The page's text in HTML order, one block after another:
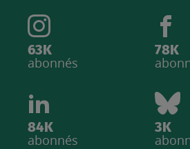
63K
abonnés
78K
84K
abonnés
3K